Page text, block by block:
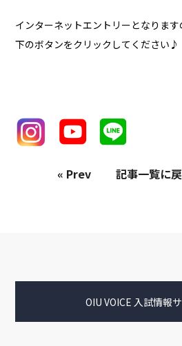
インターネットエントリーとなります
下のボタンをクリックしてください♪
« Prev 記事一覧に
OIU VOICE 入試情報